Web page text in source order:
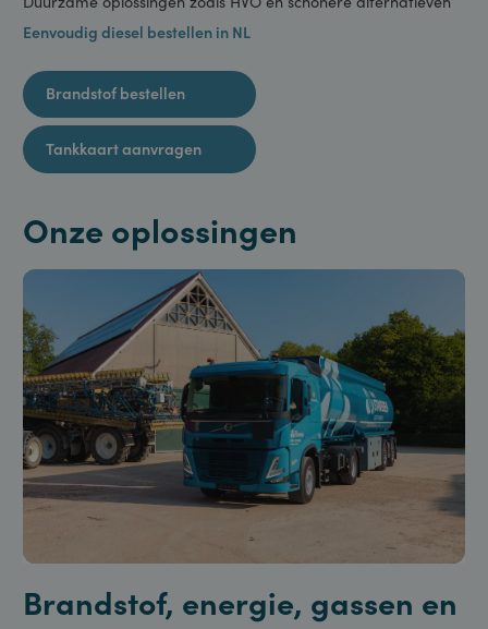
smeermiddelen
Eenvoudig diesel bestellen in NL
Brandstof bestellen
Onze oplossingen